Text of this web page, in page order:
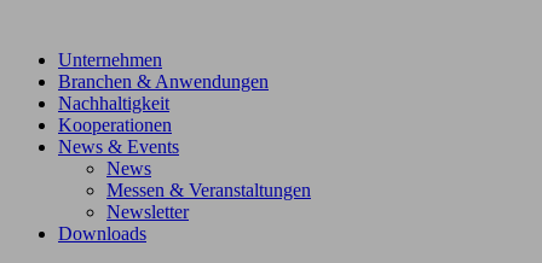
Unternehmen
Branchen & Anwendungen
Nachhaltigkeit
Kooperationen
News & Events
News
Messen & Veranstaltungen
Newsletter
Downloads